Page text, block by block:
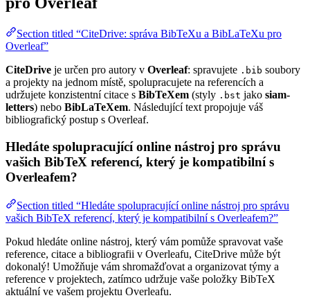
Section titled “CiteDrive: správa BibTeXu a BibLaTeXu pro
Overleaf”
CiteDrive je určen pro autory v Overleaf: spravujete .bib soubory
a projekty na jednom místě, spolupracujete na referencích a
udržujete konzistentní citace s BibTeXem (styly .bst jako siam-
letters) nebo BibLaTeXem. Následující text propojuje váš
bibliografický postup s Overleaf.
Hledáte spolupracující online nástroj pro správu
vašich BibTeX referencí, který je kompatibilní s
Overleafem?
Section titled “Hledáte spolupracující online nástroj pro správu
vašich BibTeX referencí, který je kompatibilní s Overleafem?”
Pokud hledáte online nástroj, který vám pomůže spravovat vaše
reference, citace a bibliografii v Overleafu, CiteDrive může být
dokonalý! Umožňuje vám shromažďovat a organizovat týmy a
reference v projektech, zatímco udržuje vaše položky BibTeX
aktuální ve vašem projektu Overleafu.